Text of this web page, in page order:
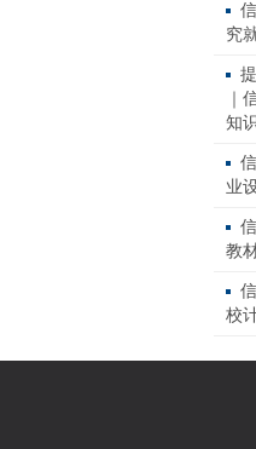
究
｜
知
业
教
校